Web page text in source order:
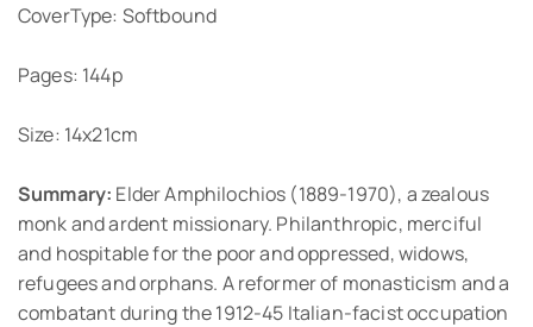
CoverType: Softbound
Pages: 144p
Size: 14x21cm
Summary: Elder Amphilochios (1889-1970), a zealous
monk and ardent missionary. Philanthropic, merciful
and hospitable for the poor and oppressed, widows,
refugees and orphans. A reformer of monasticism and a
combatant during the 1912-45 Italian-facist occupation